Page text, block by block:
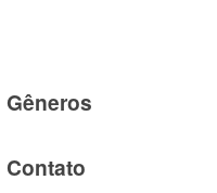
Gêneros
Contato